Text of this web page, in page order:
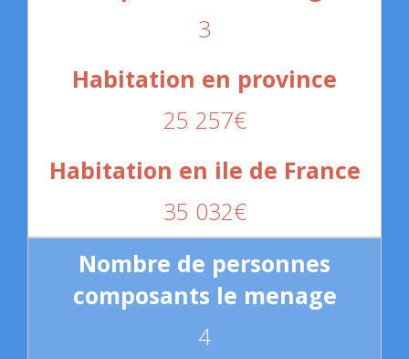
3
25 257€
35 032€
4